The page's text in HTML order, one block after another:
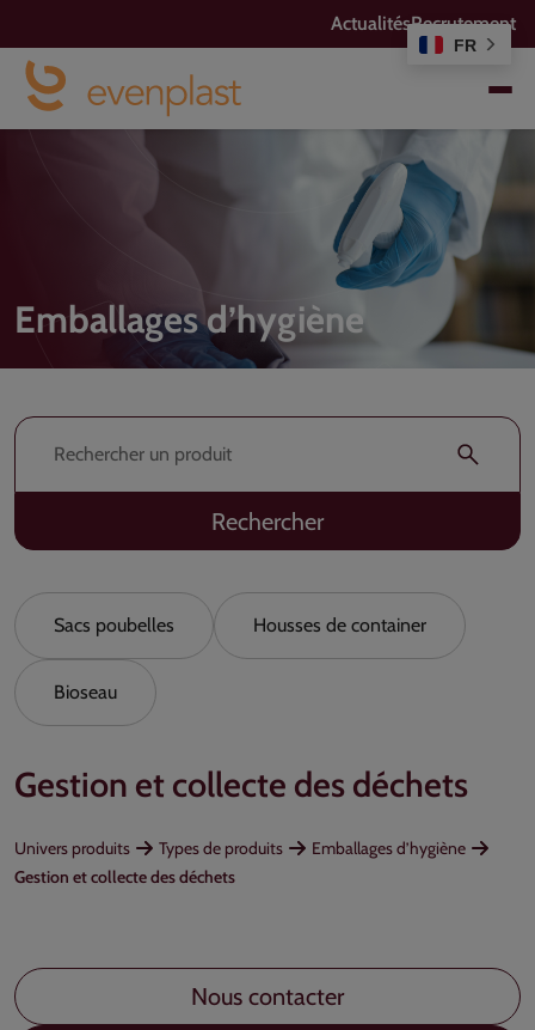
FR
ActualitésRecrutement
Emballages d’hygiène
Rechercher
Sacs poubelles Housses de container
Bioseau
Gestion et collecte des déchets
Univers produits Types de produits
Emballages d’hygiène
Gestion et collecte des déchets
Nous contacter